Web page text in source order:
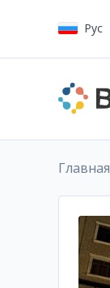
Рус
Главная